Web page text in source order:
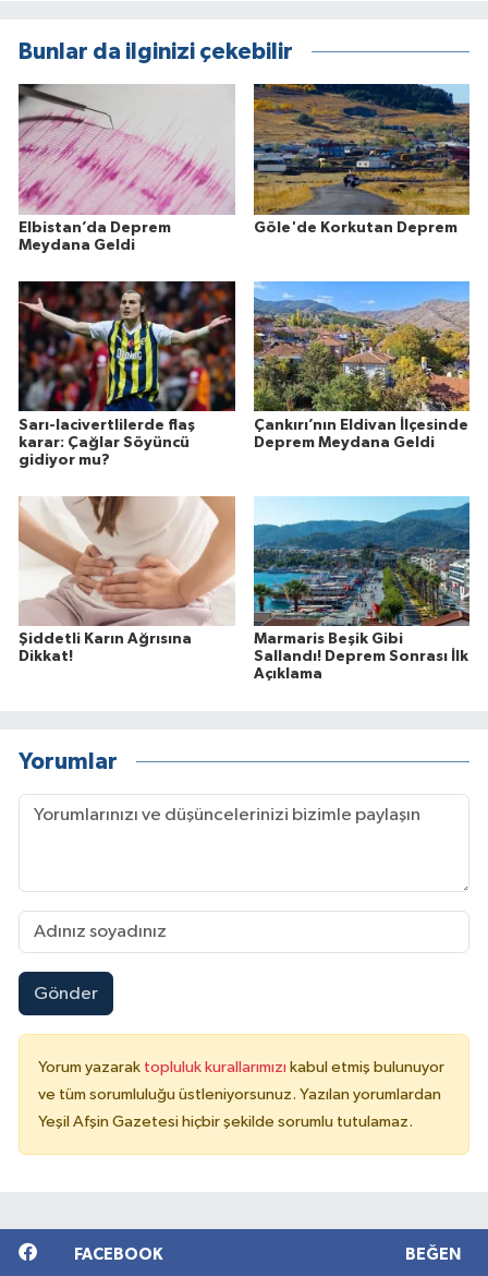
Bunlar da ilginizi çekebilir
Elbistan’da Deprem
Meydana Geldi
Göle'de Korkutan Deprem
Sarı-lacivertlilerde flaş
karar: Çağlar Söyüncü
gidiyor mu?
Çankırı’nın Eldivan İlçesinde
Deprem Meydana Geldi
Şiddetli Karın Ağrısına
Dikkat!
Marmaris Beşik Gibi
Sallandı! Deprem Sonrası İlk
Açıklama
Yorumlar
Gönder
Yorum yazarak topluluk kurallarımızı kabul etmiş bulunuyor
ve tüm sorumluluğu üstleniyorsunuz. Yazılan yorumlardan
Yeşil Afşin Gazetesi hiçbir şekilde sorumlu tutulamaz.
FACEBOOK BEĞEN